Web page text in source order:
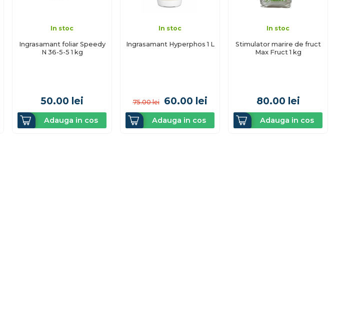
In stoc
Ingrasamant foliar Speedy
N 36-5-5 1 kg
50.00 lei
Adauga in cos
In stoc
Ingrasamant Hyperphos 1 L
75.00 lei 60.00 lei
Adauga in cos
In stoc
Stimulator marire de fruct
Max Fruct 1 kg
80.00 lei
Adauga in cos